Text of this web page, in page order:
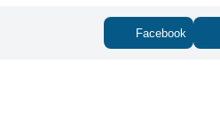
Facebook